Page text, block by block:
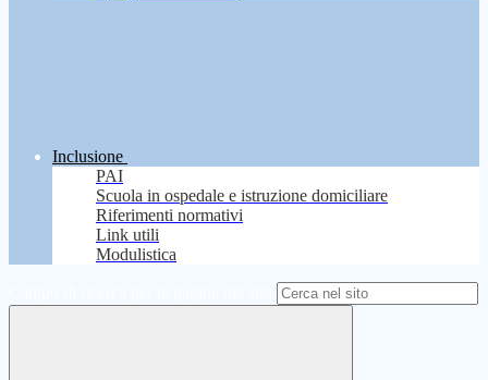
Inclusione
PAI
Scuola in ospedale e istruzione domiciliare
Riferimenti normativi
Link utili
Modulistica